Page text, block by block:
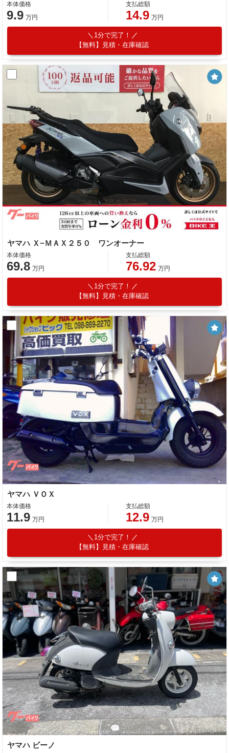
本体価格
9.9 万円
支払総額
14.9 万円
1分で完了！
【無料】見積・在庫確認
ヤマハ Ｘ−ＭＡＸ２５０ ワンオーナー
本体価格
69.8 万円
支払総額
76.92 万円
1分で完了！
【無料】見積・在庫確認
ヤマハ ＶＯＸ
本体価格
11.9 万円
支払総額
12.9 万円
1分で完了！
【無料】見積・在庫確認
ヤマハ ビーノ